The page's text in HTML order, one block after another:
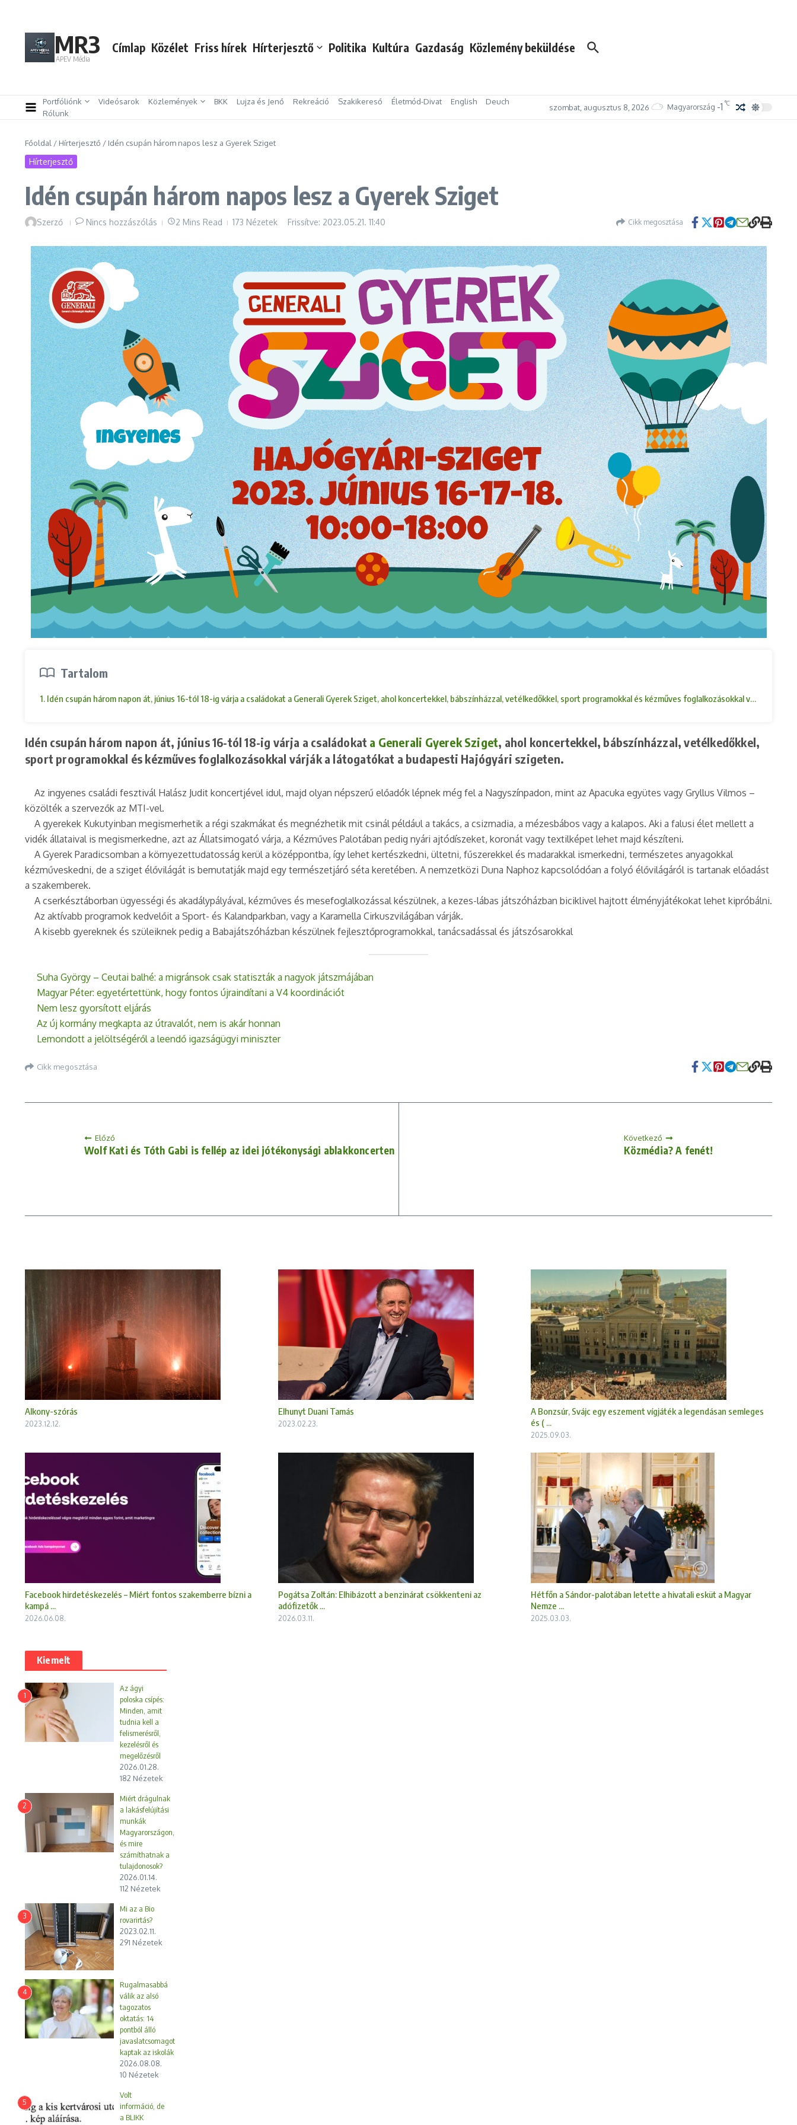
MR3
APEV Média
Címlap Közélet Friss hírek Hírterjesztő Politika Kultúra Gazdaság Közlemény beküldése
Portfóliónk Videósarok Közlemények BKK Lujza és Jenő Rekreáció Szakikereső Életmód-Divat English
Deuch
Rólunk
szombat, augusztus 8, 2026 Magyarország -1 °C
Főoldal / Hírterjesztő / Idén csupán három napos lesz a Gyerek Sziget
Hírterjesztő
Idén csupán három napos lesz a Gyerek Sziget
Szerző Nincs hozzászólás 2 Mins Read 173 Nézetek Frissítve: 2023.05.21. 11:40 Cikk megosztása
Tartalom
1. Idén csupán három napon át, június 16-tól 18-ig várja a családokat a Generali Gyerek Sziget, ahol koncertekkel, bábszínházzal, vetélkedőkkel, sport programokkal és kézműves foglalkozásokkal várják a
Idén csupán három napon át, június 16-tól 18-ig várja a családokat a Generali Gyerek Sziget, ahol koncertekkel, bábszínházzal, vetélkedőkkel,
sport programokkal és kézműves foglalkozásokkal várják a látogatókat a budapesti Hajógyári szigeten.
Az ingyenes családi fesztivál Halász Judit koncertjével idul, majd olyan népszerű előadók lépnek még fel a Nagyszínpadon, mint az Apacuka együtes vagy Gryllus Vilmos –
közölték a szervezők az MTI-vel.
A gyerekek Kukutyinban megismerhetik a régi szakmákat és megnézhetik mit csinál például a takács, a csizmadia, a mézesbábos vagy a kalapos. Aki a falusi élet mellett a
vidék állataival is megismerkedne, azt az Állatsimogató várja, a Kézműves Palotában pedig nyári ajtódíszeket, koronát vagy textilképet lehet majd készíteni.
A Gyerek Paradicsomban a környezettudatosság kerül a középpontba, így lehet kertészkedni, ültetni, fűszerekkel és madarakkal ismerkedni, természetes anyagokkal
kézműveskedni, de a sziget élővilágát is bemutatják majd egy természetjáró séta keretében. A nemzetközi Duna Naphoz kapcsolódóan a folyó élővilágáról is tartanak előadást
a szakemberek.
A cserkésztáborban ügyességi és akadálypályával, kézműves és mesefoglalkozással készülnek, a kezes-lábas játszóházban biciklivel hajtott élményjátékokat lehet kipróbálni.
Az aktívabb programok kedvelőit a Sport- és Kalandparkban, vagy a Karamella Cirkuszvilágában várják.
A kisebb gyereknek és szüleiknek pedig a Babajátszóházban készülnek fejlesztőprogramokkal, tanácsadással és játszósarokkal
Suha György – Ceutai balhé: a migránsok csak statiszták a nagyok játszmájában
Magyar Péter: egyetértettünk, hogy fontos újraindítani a V4 koordinációt
Nem lesz gyorsított eljárás
Az új kormány megkapta az útravalót, nem is akár honnan
Lemondott a jelöltségéről a leendő igazságügyi miniszter
Cikk megosztása
Előző
Wolf Kati és Tóth Gabi is fellép az idei jótékonysági ablakkoncerten
Következő
Közmédia? A fenét!
Alkony-szórás
2023.12.12.
Elhunyt Duani Tamás
2023.02.23.
A Bonzsúr, Svájc egy eszement vígjáték a legendásan semleges
és ( ...
2025.09.03.
Facebook hirdetéskezelés – Miért fontos szakemberre bízni a
kampá ...
2026.06.08.
Pogátsa Zoltán: Elhibázott a benzinárat csökkenteni az
adófizetők ...
2026.03.11.
Hétfőn a Sándor-palotában letette a hivatali esküt a Magyar
Nemze ...
2025.03.03.
Kiemelt
1
Az ágyi
poloska csípés:
Minden, amit
tudnia kell a
felismerésről,
kezelésről és
megelőzésről
2026.01.28.
182 Nézetek
2
Miért drágulnak
a lakásfelújítási
munkák
Magyarországon,
és mire
számíthatnak a
tulajdonosok?
2026.01.14.
112 Nézetek
3
Mi az a Bio
rovarirtás?
2023.02.11.
291 Nézetek
4
Rugalmasabbá
válik az alsó
tagozatos
oktatás: 14
pontból álló
javaslatcsomagot
kaptak az iskolák
2026.08.08.
10 Nézetek
5
Volt
információ, de
a BLIKK